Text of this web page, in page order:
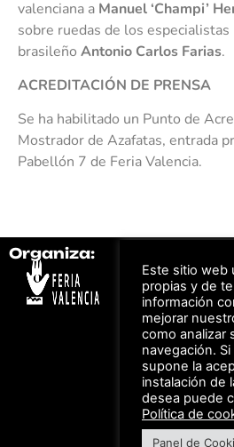
valenciana a Manuel ‘Champi’
sobre ruedas de los especialistas
brasileño Antonio Carlos Farias.
ACREDITACIÓN DE PRENSA
Se ha habilitado un Punto de
Mostrador de Azafatas, entrada
Pabellón 7 de Feria Valencia.
Organiza:
Bonos descuento
los viajes a ferias
organizadas por
Valencia al
entrada
Descuento en
de hotel durante
Este sitio web
propias y de
información
mejorar
como analizar
navegación.
supone la
instalación de
desea puede
Política de
Panel de